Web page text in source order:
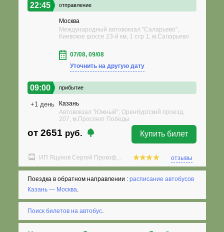
22:45 отправление
Москва
Международный автовокзал "Саларьево",
Киевское шоссе 23-й км, 1 стр 1, м.Саларьево
07/08, 09/08
Уточнить на другую дату
09:00 прибытие
+1 день
Казань
Автовокзал "Южный", Оренбургский проезд,
207, м.Проспект Победы
от 2651 руб. Купить билет
ИП Яцунов Сергей Прокоф... отзывы
Поездка в обратном направлении :расписание автобусов
Казань — Москва.
Поиск билетов на автобус.